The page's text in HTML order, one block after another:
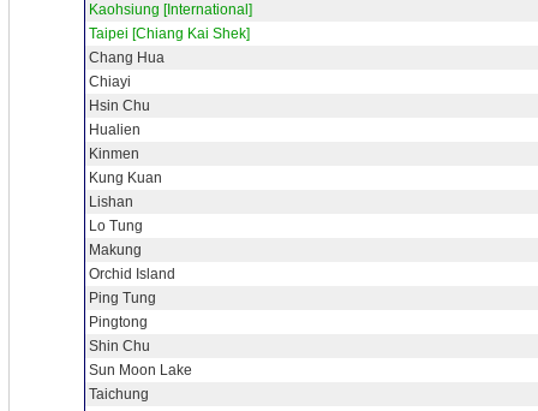
Kaohsiung [International]
Taipei [Chiang Kai Shek]
Chang Hua
Chiayi
Hsin Chu
Hualien
Kinmen
Kung Kuan
Lishan
Lo Tung
Makung
Orchid Island
Ping Tung
Pingtong
Shin Chu
Sun Moon Lake
Taichung